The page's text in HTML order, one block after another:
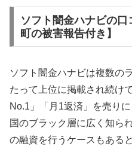
ソフト闇金ハナビの
町の被害報告付き】
ソフト闇金ハナビは複数の
たって上位に掲載され続け
No.1」「月1返済」を売り
国のブラック層に広く知ら
の融資を行うケースもある